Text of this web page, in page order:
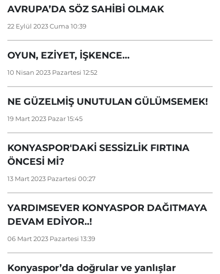
AVRUPA’DA SÖZ SAHİBİ OLMAK
22 Eylül 2023 Cuma 10:39
OYUN, EZİYET, İŞKENCE...
10 Nisan 2023 Pazartesi 12:52
NE GÜZELMİŞ UNUTULAN GÜLÜMSEMEK!
19 Mart 2023 Pazar 15:45
KONYASPOR'DAKİ SESSİZLİK FIRTINA
ÖNCESİ Mİ?
13 Mart 2023 Pazartesi 00:27
YARDIMSEVER KONYASPOR DAĞITMAYA
DEVAM EDİYOR..!
06 Mart 2023 Pazartesi 13:39
Konyaspor’da doğrular ve yanlışlar